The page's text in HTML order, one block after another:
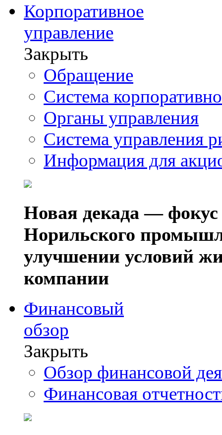
Корпоративное
управление
Закрыть
Обращение
Система
Органы управления
Система управления
Информация для
Новая декада — фокус
Норильского
улучшении условий
компании
Финансовый
обзор
Закрыть
Обзор финансовой
Финансовая